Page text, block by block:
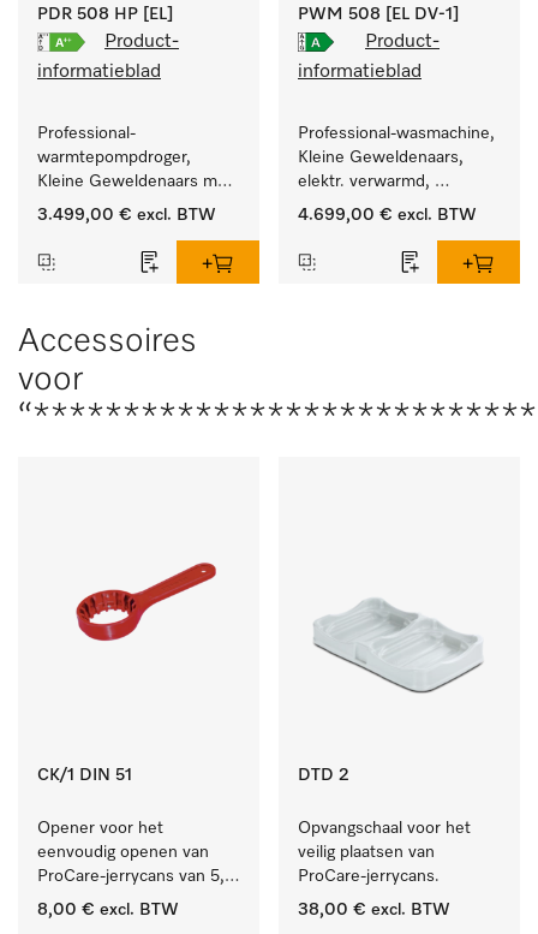
PDR 508 HP [EL]
Product-
informatieblad
Professional-
warmtepompdroger,
Kleine Geweldenaars met
zeer laag energieverbruik
3.499,00 € excl. BTW
PWM 508 [EL DV-1]
Product-
informatieblad
Professional-wasmachine,
Kleine Geweldenaars,
elektr. verwarmd,
afvoerklep en
programma's.
Vermogen 8 kg  in 49 min
4.699,00 € excl. BTW
Accessoires
voor
CK/1 DIN 51
Opener voor het
eenvoudig openen van
ProCare-jerrycans van 5,
10 en 20 l.
8,00 € excl. BTW
DTD 2
Opvangschaal voor het
veilig plaatsen van
ProCare-jerrycans.
38,00 € excl. BTW